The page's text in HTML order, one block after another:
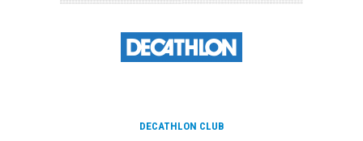
DECATHLON CLUB